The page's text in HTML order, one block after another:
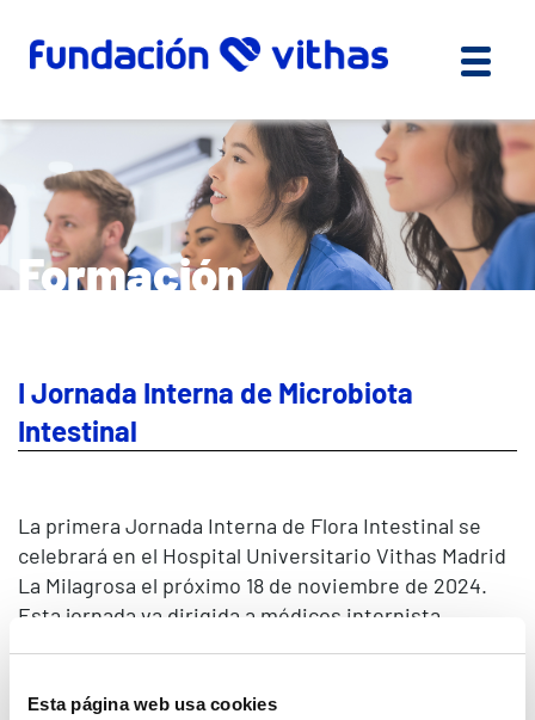
Esta página web usa cookies
Formación
I Jornada Interna de Microbiota
Intestinal
La primera Jornada Interna de Flora Intestinal se
celebrará en el Hospital Universitario Vithas Madrid
La Milagrosa el próximo 18 de noviembre de 2024.
Esta jornada va dirigida a médicos internista,
especialidades interesadas en el tratamiento de la